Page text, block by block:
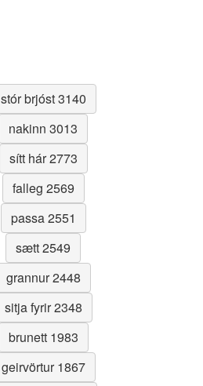
stór brjóst 3140
nakinn 3013
sítt hár 2773
falleg 2569
passa 2551
sætt 2549
grannur 2448
sitja fyrir 2348
brunett 1983
geirvörtur 1867